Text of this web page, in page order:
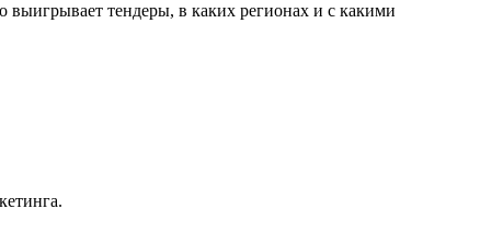
выигрывает тендеры, в каких регионах и с какими